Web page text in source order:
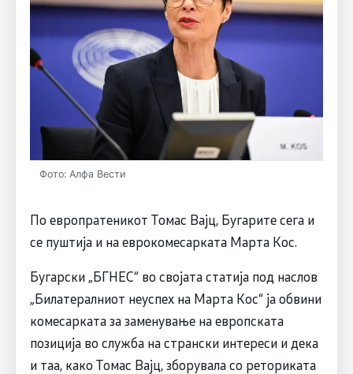
Фото: Алфа Вести
По европратеникот Томас Вајц, Бугарите сега и
се пуштија и на еврокомесарката Марта Кос.
Бугарски „БГНЕС“ во својата статија под наслов
„Билатералниот неуспех на Марта Кос“ ја обвини
комесарката за заменување на европската
позиција во служба на странски интереси и дека
и таа, како Томас Вајц, зборувала со реториката